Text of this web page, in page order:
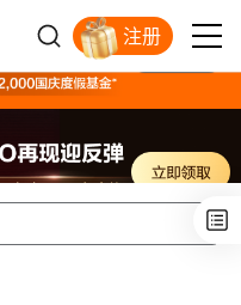
注册